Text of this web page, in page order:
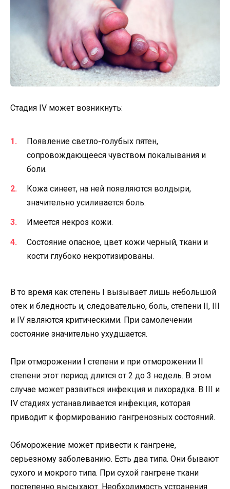
Стадия IV может возникнуть:
Появление светло-голубых пятен,
сопровождающееся чувством покалывания и
боли.
Кожа синеет, на ней появляются волдыри,
значительно усиливается боль.
Имеется некроз кожи.
Состояние опасное, цвет кожи черный, ткани и
кости глубоко некротизированы.
В то время как степень I вызывает лишь небольшой
отек и бледность и, следовательно, боль, степени II, III
и IV являются критическими. При самолечении
состояние значительно ухудшается.
При отморожении I степени и при отморожении II
степени этот период длится от 2 до 3 недель. В этом
случае может развиться инфекция и лихорадка. В III и
IV стадиях устанавливается инфекция, которая
приводит к формированию гангренозных состояний.
Обморожение может привести к гангрене,
серьезному заболеванию. Есть два типа. Они бывают
сухого и мокрого типа. При сухой гангрене ткани
постепенно высыхают. Необходимость устранения